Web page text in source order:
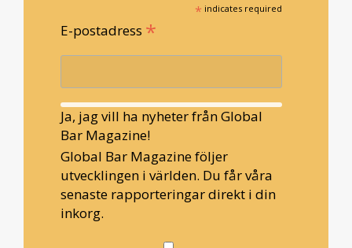
* indicates required
E-postadress *
Ja, jag vill ha nyheter från Global
Bar Magazine!
Global Bar Magazine följer
utvecklingen i världen. Du får våra
senaste rapporteringar direkt i din
inkorg.